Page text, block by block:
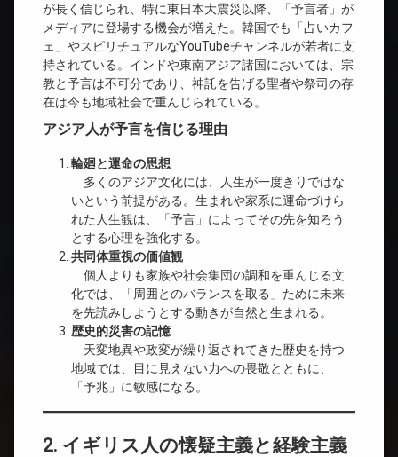
が長く信じられ、特に東日本大震災以降、「予言者」が
メディアに登場する機会が増えた。韓国でも「占いカフ
ェ」やスピリチュアルなYouTubeチャンネルが若者に支
持されている。インドや東南アジア諸国においては、宗
教と予言は不可分であり、神託を告げる聖者や祭司の存
在は今も地域社会で重んじられている。
アジア人が予言を信じる理由
輪廻と運命の思想
多くのアジア文化には、人生が一度きりではな
いという前提がある。生まれや家系に運命づけら
れた人生観は、「予言」によってその先を知ろう
とする心理を強化する。
共同体重視の価値観
個人よりも家族や社会集団の調和を重んじる文
化では、「周囲とのバランスを取る」ために未来
を先読みしようとする動きが自然と生まれる。
歴史的災害の記憶
天変地異や政変が繰り返されてきた歴史を持つ
地域では、目に見えない力への畏敬とともに、
「予兆」に敏感になる。
2. イギリス人の懐疑主義と経験主義